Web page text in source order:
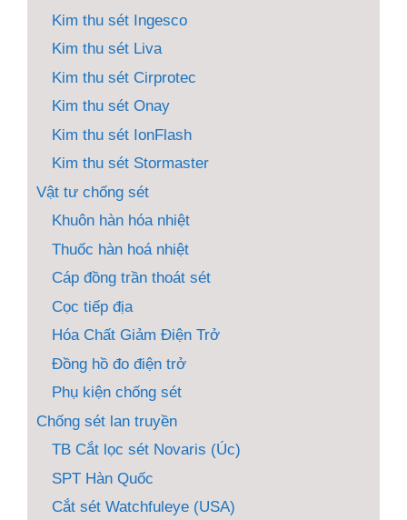
Kim thu sét Ingesco
Kim thu sét Liva
Kim thu sét Cirprotec
Kim thu sét Onay
Kim thu sét IonFlash
Kim thu sét Stormaster
Vật tư chống sét
Khuôn hàn hóa nhiệt
Thuốc hàn hoá nhiệt
Cáp đồng trần thoát sét
Cọc tiếp địa
Hóa Chất Giảm Điện Trở
Đồng hồ đo điện trở
Phụ kiện chống sét
Chống sét lan truyền
TB Cắt lọc sét Novaris (Úc)
SPT Hàn Quốc
Cắt sét Watchfuleye (USA)